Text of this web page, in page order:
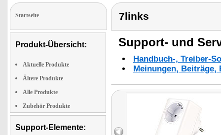
Startseite
Produkt-Übersicht:
Aktuelle Produkte
Ältere Produkte
Alle Produkte
Zubehör Produkte
Support-Elemente:
7links
Support- und
Handbuch-, Treiber-
Meinungen,